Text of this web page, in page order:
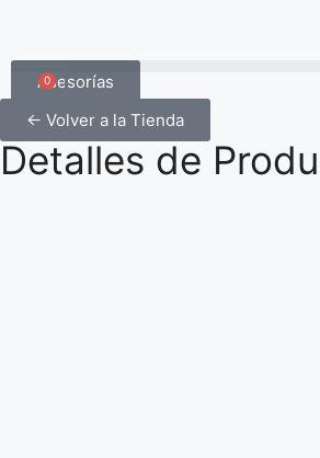
Asesorías
0
← Volver a la Tienda
Detalles de